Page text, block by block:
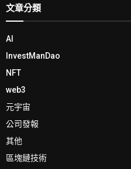
文章分類
AI
InvestManDao
NFT
web3
元宇宙
公司發報
其他
區塊鏈技術